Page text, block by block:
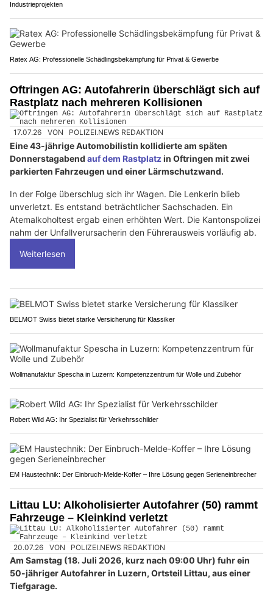
Industrieprojekten
Ratex AG: Professionelle Schädlingsbekämpfung für Privat & Gewerbe
Oftringen AG: Autofahrerin überschlägt sich auf
Rastplatz nach mehreren Kollisionen
17.07.26 VON POLIZEI.NEWS REDAKTION
Eine 43-jährige Automobilistin kollidierte am späten
Donnerstagabend auf dem Rastplatzin Oftringen mit zwei
parkierten Fahrzeugen und einer Lärmschutzwand.
In der Folge überschlug sich ihr Wagen. Die Lenkerin blieb
unverletzt. Es entstand beträchtlicher Sachschaden. Ein
Atemalkoholtest ergab einen erhöhten Wert. Die Kantonspolizei
nahm der Unfallverursacherin den Führerausweis vorläufig ab.
Weiterlesen
BELMOT Swiss bietet starke Versicherung für Klassiker
Wollmanufaktur Spescha in Luzern: Kompetenzzentrum für Wolle und Zubehör
Robert Wild AG: Ihr Spezialist für Verkehrsschilder
EM Haustechnik: Der Einbruch-Melde-Koffer – Ihre Lösung gegen Serieneinbrecher
Littau LU: Alkoholisierter Autofahrer (50) rammt
Fahrzeuge – Kleinkind verletzt
20.07.26 VON POLIZEI.NEWS REDAKTION
Am Samstag (18. Juli 2026, kurz nach 09:00 Uhr) fuhr ein
50-jähriger Autofahrer in Luzern, Ortsteil Littau, aus einer
Tiefgarage.